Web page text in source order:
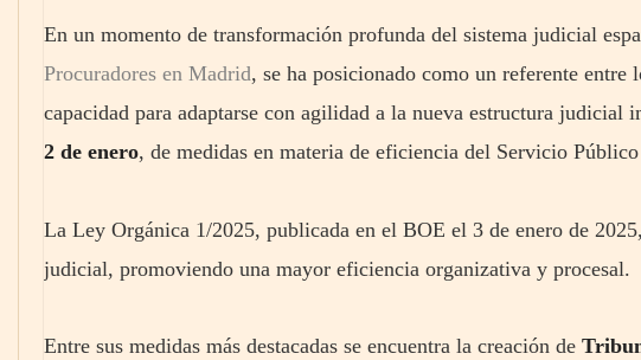
En un momento de transformación profunda del sistema judicial
Procuradores en Madrid, se ha posicionado como un referente entre
capacidad para adaptarse con agilidad a la nueva estructura judicial
2 de enero, de medidas en materia de eficiencia del Servicio
La Ley Orgánica 1/2025, publicada en el BOE el 3 de enero de
judicial, promoviendo una mayor eficiencia organizativa y procesal.
Entre sus medidas más destacadas se encuentra la creación de